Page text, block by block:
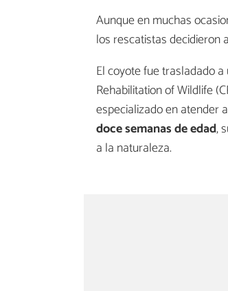
Aunque en muchas
los rescatistas decidieron
El coyote fue trasladado
Rehabilitation of Wildlife
especializado en atender
doce semanas de edad,
a la naturaleza.